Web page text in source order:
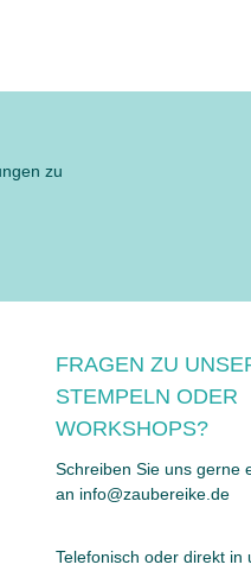
zu
FRAGEN ZU
STEMPELN ODER
WORKSHOPS?
Schreiben Sie uns gerne
an info@zaubereike.de
Telefonisch oder direkt in